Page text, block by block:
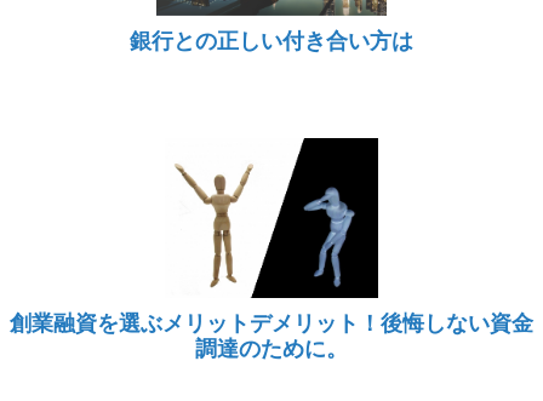
銀行との正しい付き合い方は
創業融資を選ぶメリットデメリット！後悔しない資金
調達のために。